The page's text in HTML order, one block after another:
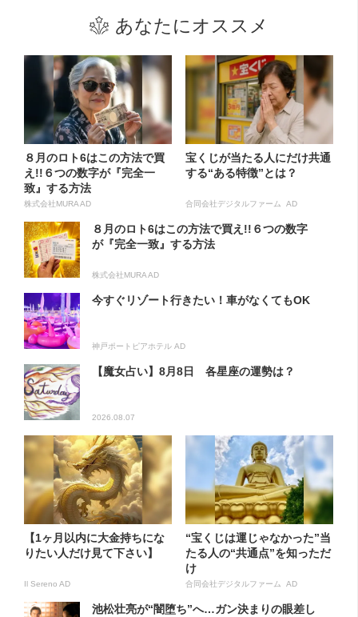
あなたにオススメ
８月のロト6はこの方法で買
え!!６つの数字が『完全一
致』する方法
株式会社MURA AD
宝くじが当たる人にだけ共通
する“ある特徴”とは？
合同会社デジタルファーム AD
８月のロト6はこの方法で買え!!６つの数字
が『完全一致』する方法
株式会社MURA AD
今すぐリゾート行きたい！車がなくてもOK
神戸ポートピアホテル AD
【魔女占い】8月8日 各星座の運勢は？
2026.08.07
【1ヶ月以内に大金持ちにな
りたい人だけ見て下さい】
Il Sereno AD
“宝くじは運じゃなかった”当
たる人の“共通点”を知っただ
け
合同会社デジタルファーム AD
池松壮亮が“闇堕ち”へ…ガン決まりの眼差し